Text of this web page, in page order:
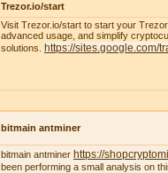
Trezor.io/start
Visit Trezor.io/start to start your
advanced usage, and simplify
solutions.
https://sites.google.com/
bitmain antminer
bitmain antminer https://
been performing a small analysis on